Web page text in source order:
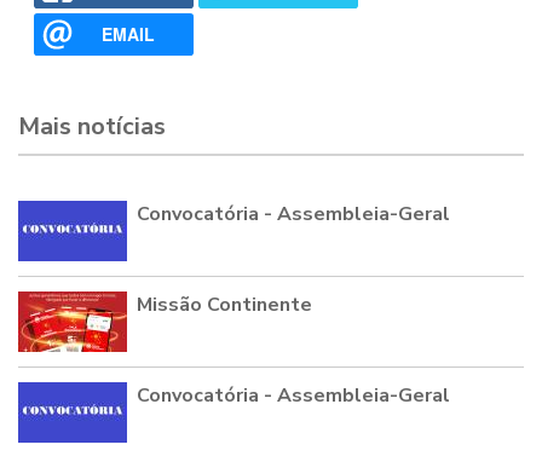
EMAIL
Mais notícias
Convocatória - Assembleia-Geral
Missão Continente
Convocatória - Assembleia-Geral